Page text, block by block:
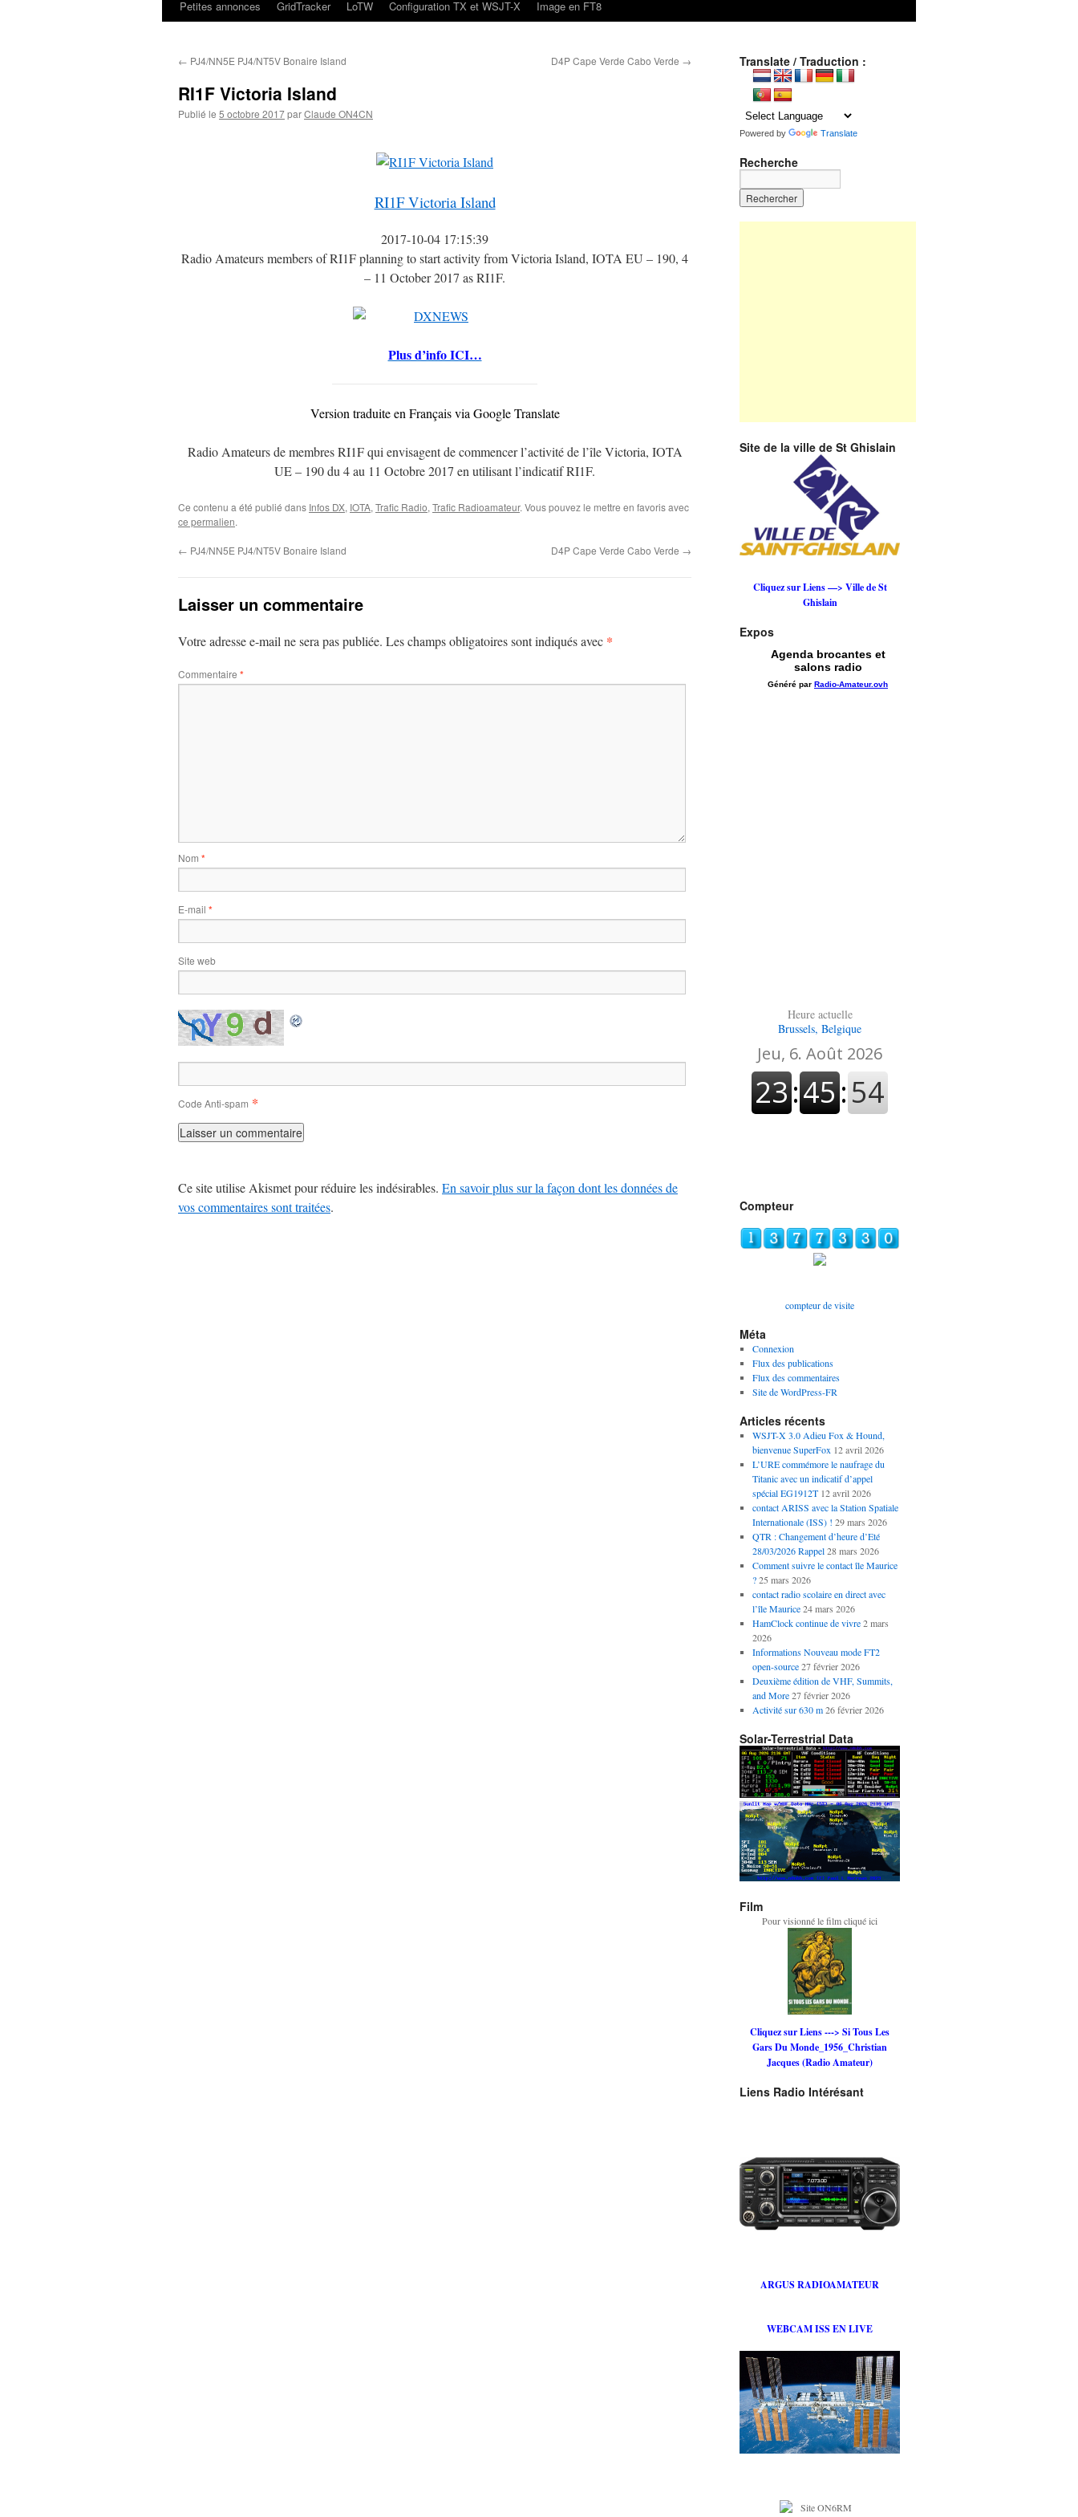
Petites annonces
GridTracker LoTW Configuration TX et WSJT-X Image en FT8
← PJ4/NN5E PJ4/NT5V Bonaire Island D4P Cape Verde Cabo Verde →
RI1F Victoria Island
Publié le 5 octobre 2017parClaude ON4CN
RI1F Victoria Island
2017-10-04 17:15:39
Radio Amateurs members of RI1F planning to start activity from Victoria Island, IOTA EU – 190, 4
– 11 October 2017 as RI1F.
Plus d’info ICI…
Version traduite en Français via Google Translate
Radio Amateurs de membres RI1F qui envisagent de commencer l’activité de l’île Victoria, IOTA
UE – 190 du 4 au 11 Octobre 2017 en utilisant l’indicatif RI1F.
Ce contenu a été publié dans Infos DX, IOTA, Trafic Radio, Trafic Radioamateur. Vous pouvez le mettre en favoris avec
ce permalien.
← PJ4/NN5E PJ4/NT5V Bonaire Island D4P Cape Verde Cabo Verde →
Laisser un commentaire
Votre adresse e-mail ne sera pas publiée. Les champs obligatoires sont indiqués avec *
Commentaire *
Nom *
E-mail *
Site web
Code Anti-spam *
Ce site utilise Akismet pour réduire les indésirables. En savoir plus sur la façon dont les données de
vos commentaires sont traitées.
Translate / Traduction :
Powered by Translate
Recherche
Site de la ville de St Ghislain
Cliquez sur Liens —> Ville de St
Ghislain
Expos
Heure actuelle
Brussels, Belgique
Compteur
compteur de visite
Méta
Connexion
Flux des publications
Flux des commentaires
Site de WordPress-FR
Articles récents
WSJT-X 3.0 Adieu Fox & Hound,
bienvenue SuperFox 12 avril 2026
L’URE commémore le naufrage du
Titanic avec un indicatif d’appel
spécial EG1912T 12 avril 2026
contact ARISS avec la Station Spatiale
Internationale (ISS) ! 29 mars 2026
QTR : Changement d’heure d’Eté
28/03/2026 Rappel 28 mars 2026
Comment suivre le contact île Maurice
? 25 mars 2026
contact radio scolaire en direct avec
l’île Maurice 24 mars 2026
HamClock continue de vivre 2 mars
2026
Informations Nouveau mode FT2
open-source 27 février 2026
Deuxième édition de VHF, Summits,
and More 27 février 2026
Activité sur 630 m 26 février 2026
Solar-Terrestrial Data
Film
Pour visionné le film cliqué ici
Cliquez sur Liens ---> Si Tous Les
Gars Du Monde_1956_Christian
Jacques (Radio Amateur)
Liens Radio Intérésant
ARGUS RADIOAMATEUR
WEBCAM ISS EN LIVE